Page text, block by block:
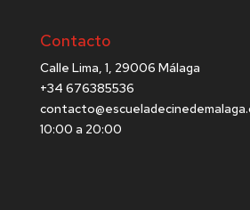
Contacto
Calle Lima, 1, 29006 Málaga
+34 676385536
10:00 a 20:00